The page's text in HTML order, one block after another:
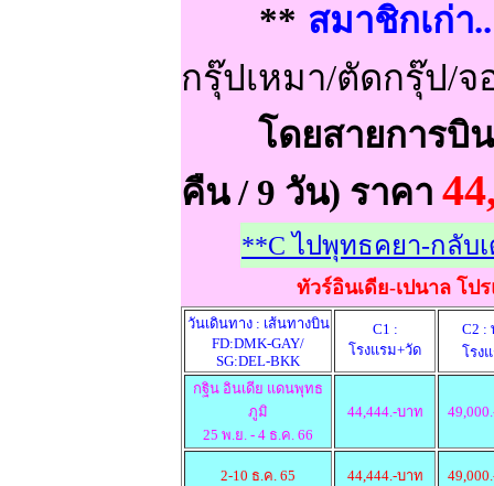
** สมาชิกเก่า
กรุ๊ปเหมา/ตัดกรุ๊ป/จ
โดยสายการบิ
คืน / 9 วัน) ราคา
**C ไปพุทธคยา-กลั
ทัวร์อินเดีย-เปนาล โป
วันเดินทาง : เส้นทางบิน
FD:DMK-GAY/
SG:DEL-BKK
C1 :
โรงแรม+วัด
C2 :
โรง
กฐิน อินเดีย แดนพุทธ
ภูมิ
25 พ.ย. - 4 ธ.ค. 66
44,444.-บาท
2-10 ธ.ค. 65 44,444.-บาท